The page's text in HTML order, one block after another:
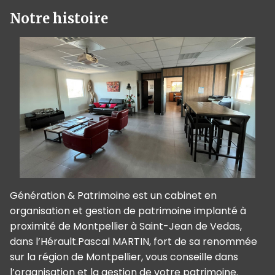
Notre histoire
Génération & Patrimoine est un cabinet en
organisation et gestion de patrimoine implanté à
proximité de Montpellier à Saint-Jean de Vedas,
dans l’Hérault.Pascal MARTIN, fort de sa renommée
sur la région de Montpellier, vous conseille dans